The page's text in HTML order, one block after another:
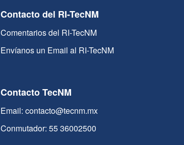
Contacto del RI-TecNM
Comentarios del RI-TecNM
Envíanos un Email al RI-TecNM
Contacto TecNM
Email: contacto@tecnm.mx
Conmutador: 55 36002500